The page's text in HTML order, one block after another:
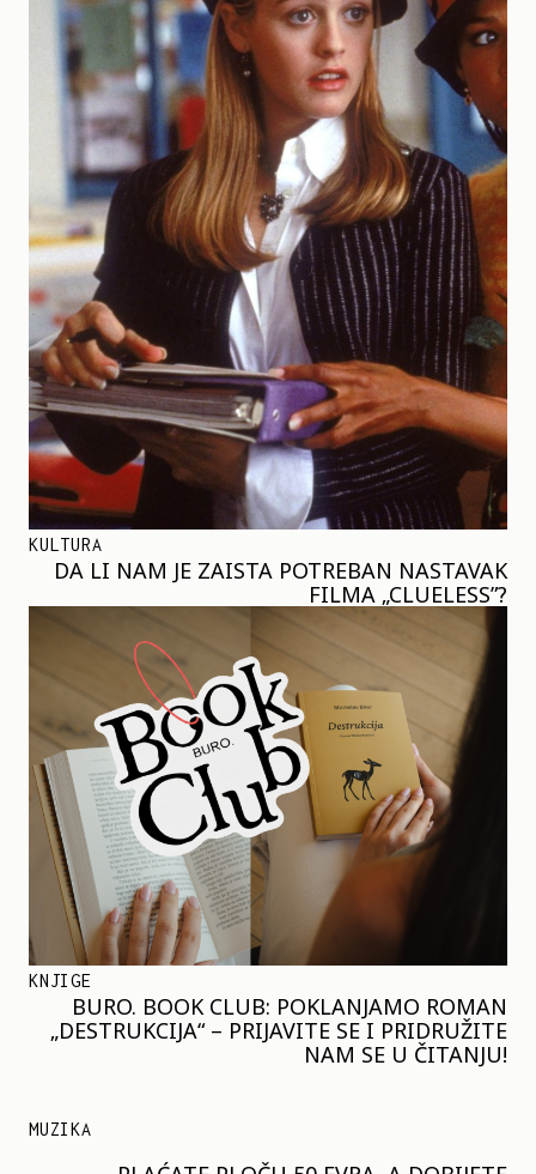
KULTURA
DA LI NAM JE ZAISTA POTREBAN NASTAVAK
FILMA „CLUELESS”?
KNJIGE
BURO. BOOK CLUB: POKLANJAMO ROMAN
„DESTRUKCIJA“ – PRIJAVITE SE I PRIDRUŽITE
NAM SE U ČITANJU!
MUZIKA